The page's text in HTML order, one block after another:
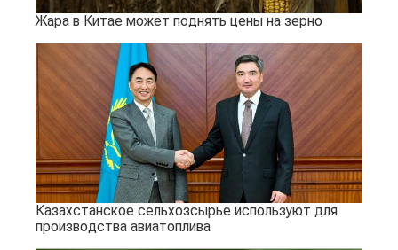
Жара в Китае может поднять цены на зерно
Казахстанское сельхозсырье используют для
производства авиатоплива